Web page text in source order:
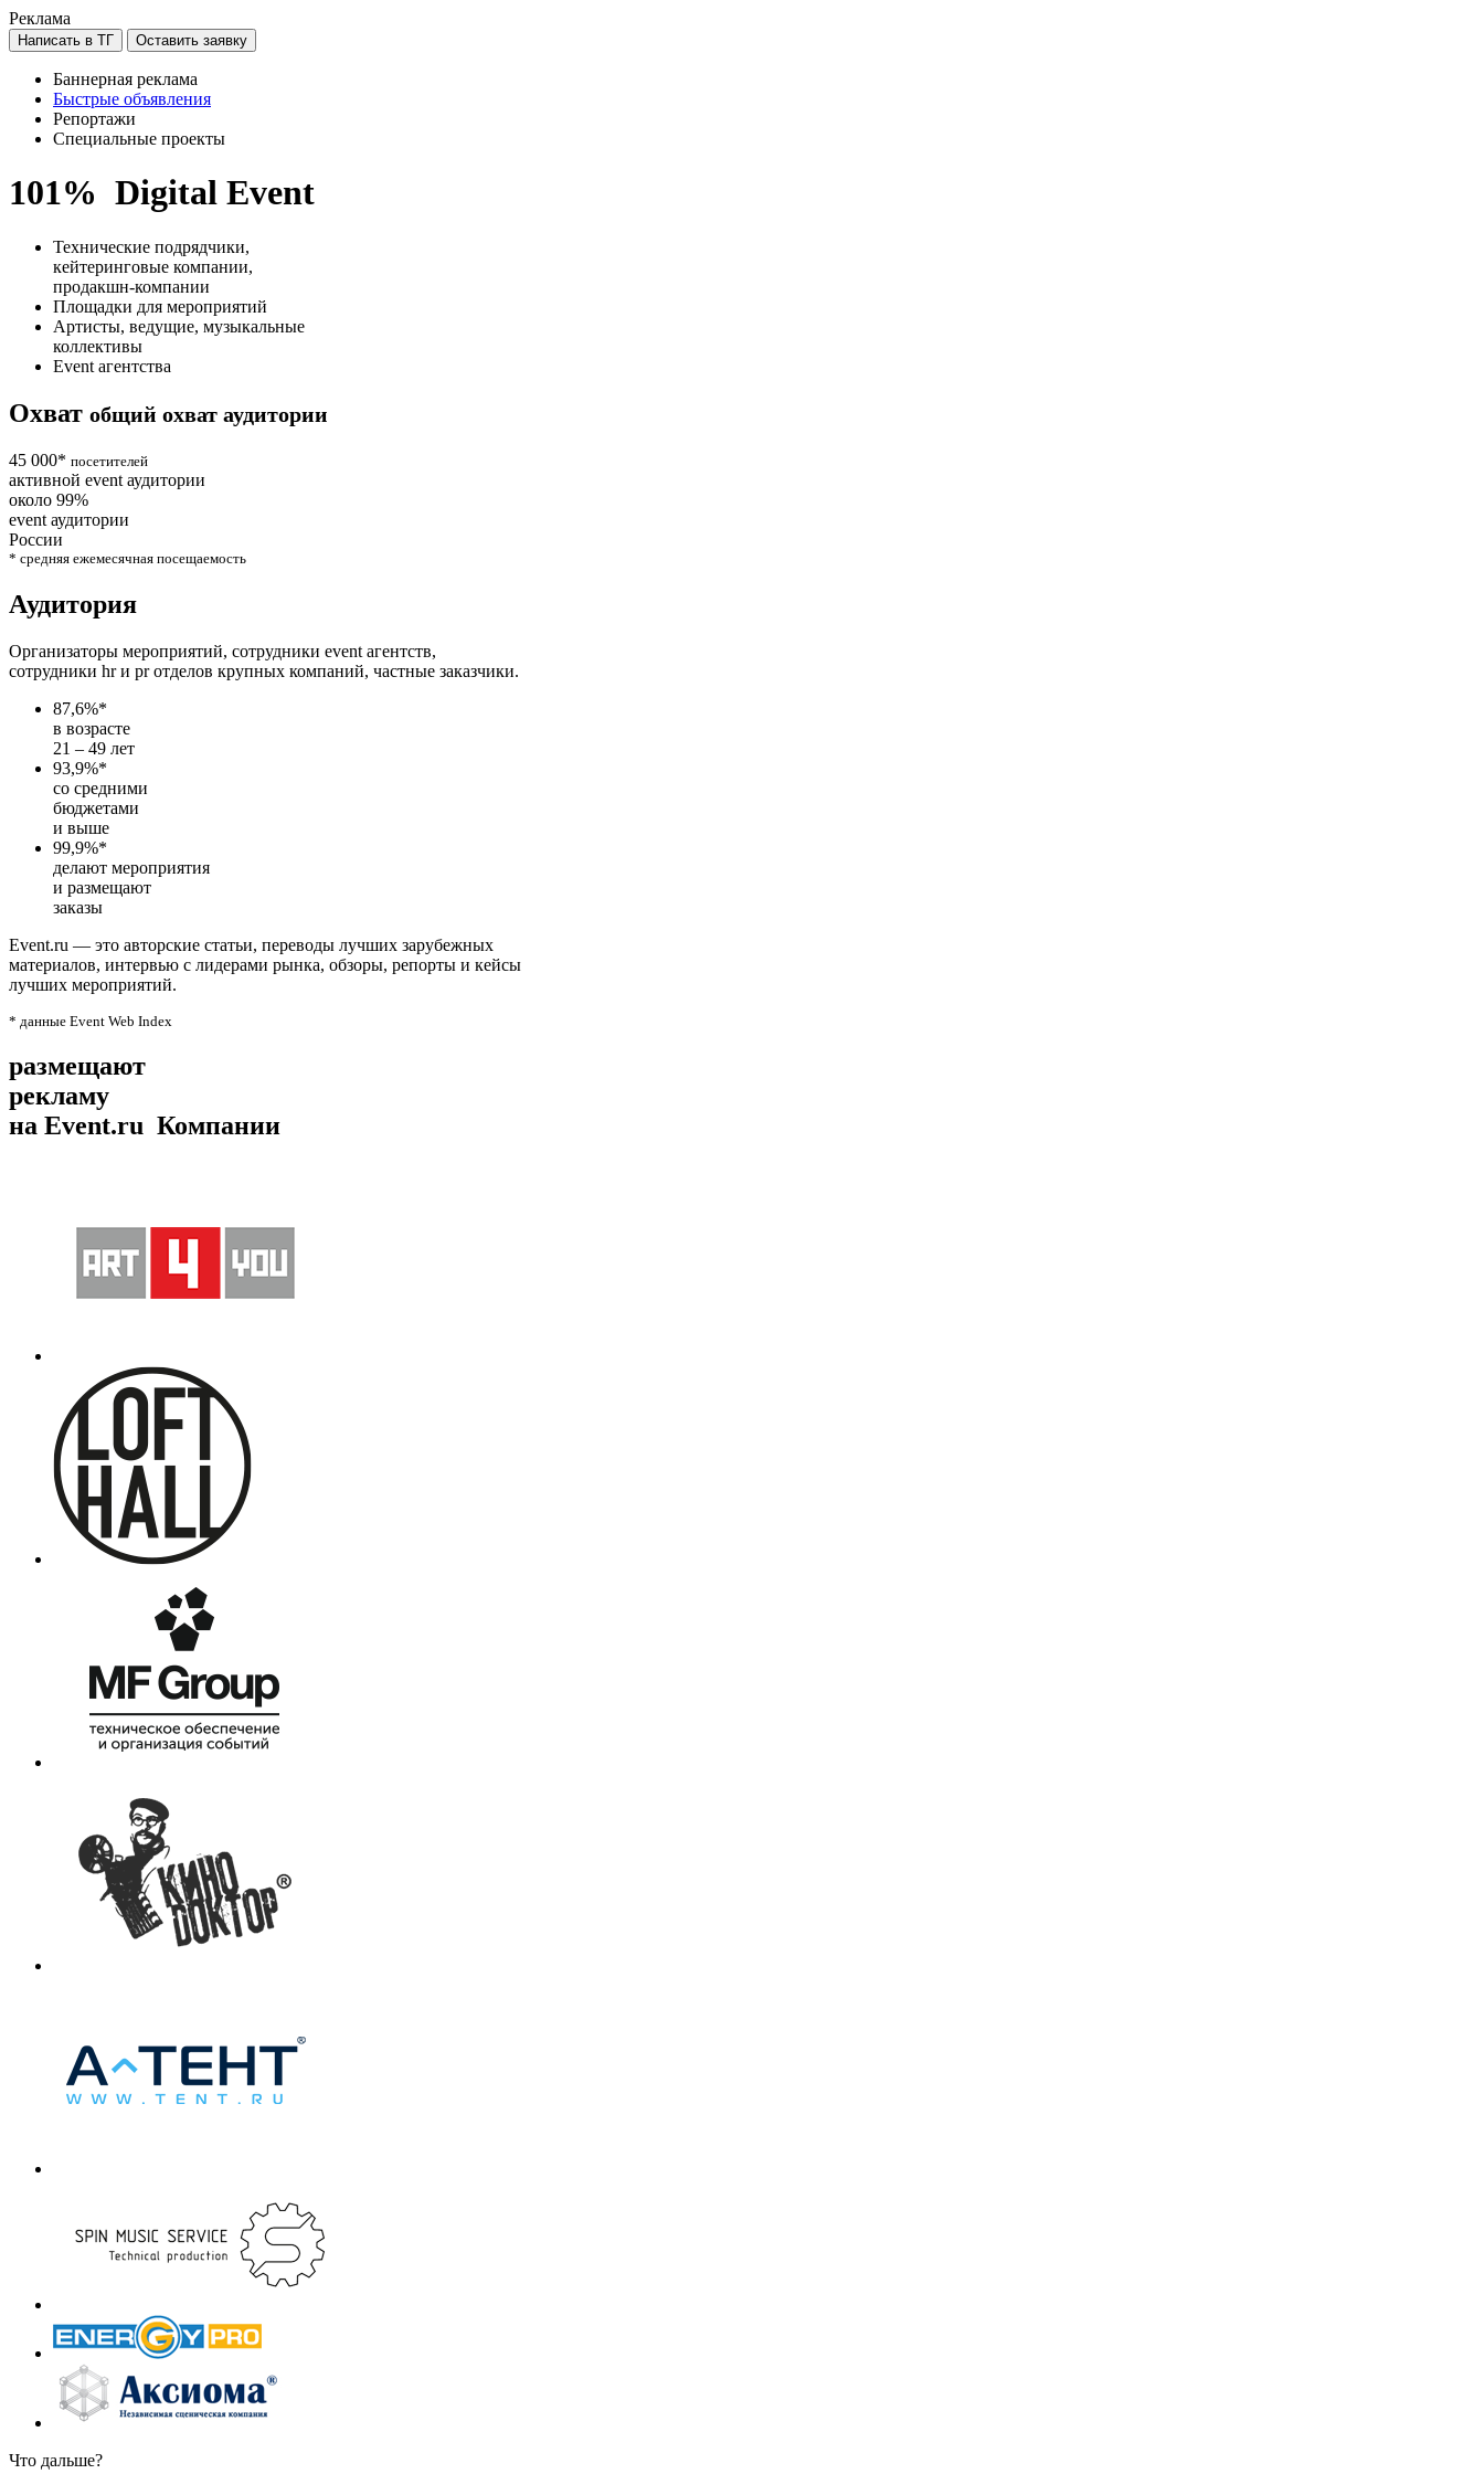
Реклама
Написать в ТГ Оставить заявку
Баннерная реклама
Быстрые объявления
Репортажи
Специальные проекты
101% Digital Event
Технические подрядчики,
кейтеринговые компании,
продакшн-компании
Площадки для мероприятий
Артисты, ведущие, музыкальные
коллективы
Event агентства
Охват общий охват аудитории
45 000* посетителей
активной event аудитории
около 99%
event аудитории
России
* средняя ежемесячная посещаемость
Аудитория
Организаторы мероприятий, сотрудники event агентств,
сотрудники hr и pr отделов крупных компаний, частные заказчики.
87,6%*
в возрасте
21 – 49 лет
93,9%*
со средними
бюджетами
и выше
99,9%*
делают мероприятия
и размещают
заказы
Event.ru — это авторские статьи, переводы лучших зарубежных
материалов, интервью с лидерами рынка, обзоры, репорты и кейсы
лучших мероприятий.
* данные Event Web Index
размещают
рекламу
на Event.ru Компании
Что дальше?